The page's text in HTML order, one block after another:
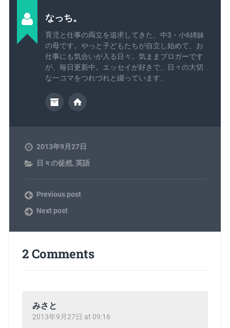
なっち。
育児と仕事の両立を追求してきた、中3・小6姉妹
の母です。やっと子どもたちが自立し始めて、お
仕事にも気合いが入る日々。気ままブロガーです
が、毎日更新中。エッセイが好きで、日々の大切
な一コマをつれづれと綴っています。
2013年9月27日
日々の徒然,英語
Previous post
Next post
2 Comments
みさと
2013年9月27日 at 09:16